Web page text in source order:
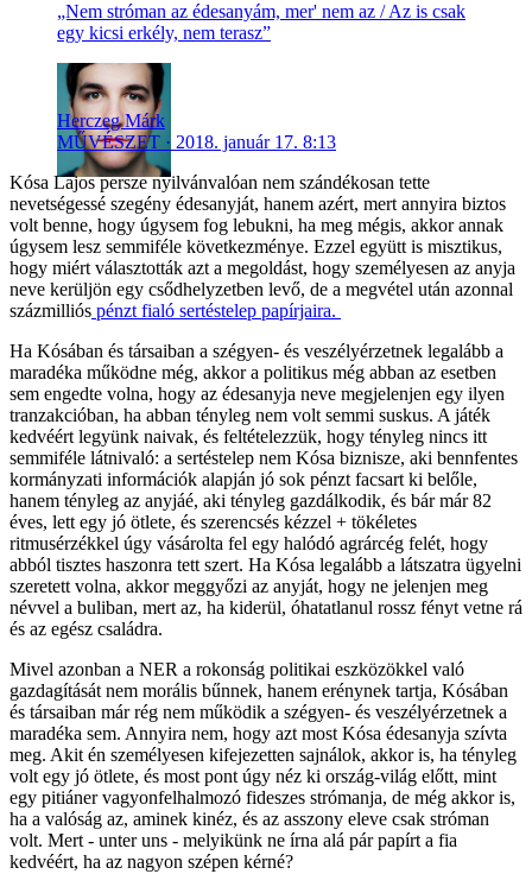
„Nem stróman az édesanyám, mer' nem az / Az is csak
egy kicsi erkély, nem terasz”
Herczeg Márk
MŰVÉSZET
2018. január 17. 8:13
Kósa Lajos persze nyilvánvalóan nem szándékosan tette
nevetségessé szegény édesanyját, hanem azért, mert annyira biztos
volt benne, hogy úgysem fog lebukni, ha meg mégis, akkor annak
úgysem lesz semmiféle következménye. Ezzel együtt is misztikus,
hogy miért választották azt a megoldást, hogy személyesen az anyja
neve kerüljön egy csődhelyzetben levő, de a megvétel után azonnal
százmilliós pénzt fialó sertéstelep papírjaira.
Ha Kósában és társaiban a szégyen- és veszélyérzetnek legalább a
maradéka működne még, akkor a politikus még abban az esetben
sem engedte volna, hogy az édesanyja neve megjelenjen egy ilyen
tranzakcióban, ha abban tényleg nem volt semmi suskus. A játék
kedvéért legyünk naivak, és feltételezzük, hogy tényleg nincs itt
semmiféle látnivaló: a sertéstelep nem Kósa biznisze, aki bennfentes
kormányzati információk alapján jó sok pénzt facsart ki belőle,
hanem tényleg az anyjáé, aki tényleg gazdálkodik, és bár már 82
éves, lett egy jó ötlete, és szerencsés kézzel + tökéletes
ritmusérzékkel úgy vásárolta fel egy halódó agrárcég felét, hogy
abból tisztes haszonra tett szert. Ha Kósa legalább a látszatra ügyelni
szeretett volna, akkor meggyőzi az anyját, hogy ne jelenjen meg
névvel a buliban, mert az, ha kiderül, óhatatlanul rossz fényt vetne rá
és az egész családra.
Mivel azonban a NER a rokonság politikai eszközökkel való
gazdagítását nem morális bűnnek, hanem erénynek tartja, Kósában
és társaiban már rég nem működik a szégyen- és veszélyérzetnek a
maradéka sem. Annyira nem, hogy azt most Kósa édesanyja szívta
meg. Akit én személyesen kifejezetten sajnálok, akkor is, ha tényleg
volt egy jó ötlete, és most pont úgy néz ki ország-világ előtt, mint
egy pitiáner vagyonfelhalmozó fideszes strómanja, de még akkor is,
ha a valóság az, aminek kinéz, és az asszony eleve csak stróman
volt. Mert - unter uns - melyikünk ne írna alá pár papírt a fia
kedvéért, ha az nagyon szépen kérné?